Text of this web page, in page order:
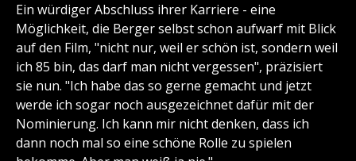
Ein würdiger Abschluss ihrer Karriere - eine
Möglichkeit, die Berger selbst schon aufwarf mit Blick
auf den Film, "nicht nur, weil er schön ist, sondern weil
ich 85 bin, das darf man nicht vergessen", präzisiert
sie nun. "Ich habe das so gerne gemacht und jetzt
werde ich sogar noch ausgezeichnet dafür mit der
Nominierung. Ich kann mir nicht denken, dass ich
dann noch mal so eine schöne Rolle zu spielen